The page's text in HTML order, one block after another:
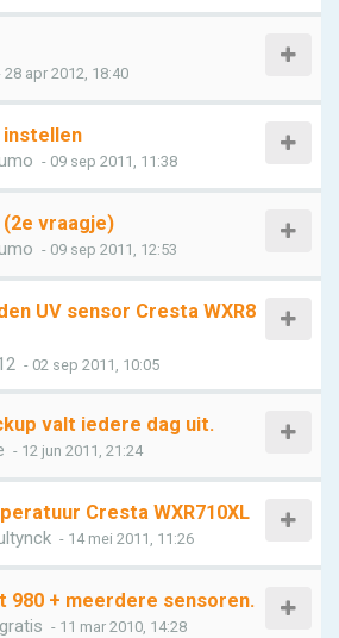
28 apr 2012, 18:40
instellen
- 09 sep 2011, 11:38
(2e vraagje)
- 09 sep 2011, 12:53
UV sensor Cresta WXR8
- 02 sep 2011, 10:05
valt iedere dag uit.
- 12 jun 2011, 21:24
Cresta WXR710XL
- 14 mei 2011, 11:26
980 + meerdere sensoren.
- 11 mar 2010, 14:28